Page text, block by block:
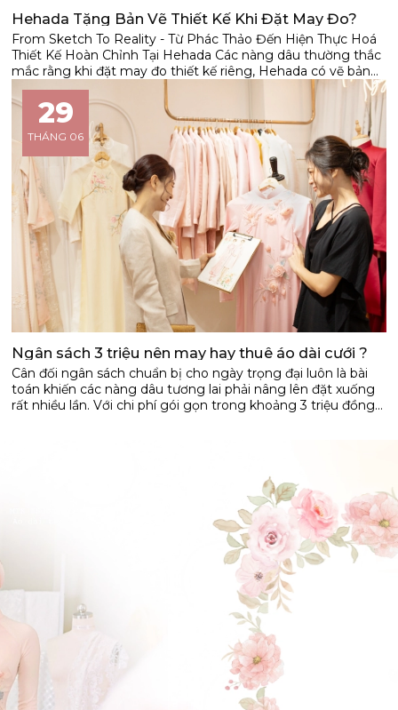
Hehada Tặng Bản Vẽ Thiết Kế Khi Đặt May Đo?
From Sketch To Reality - Từ Phác Thảo Đến Hiện Thực Hoá
Thiết Kế Hoàn Chỉnh Tại Hehada Các nàng dâu thường thắc
mắc rằng khi đặt may đo thiết kế riêng, Hehada có vẽ bản
phác thảo mẫu trước khi thực hiện không? Câu trả lời là có
nhé! Hehada luôn gửi tặng phác thảo dành cho cô dâu đặt
may váy cưới thiết kế. Tùy vào từng mẫu thiết kế, Hehada sẽ
có những phác thảo phù hợp giúp nàng dễ dàng hình dung
chiếc váy sau khi hoàn thiện.
29
THÁNG 06
Ngân sách 3 triệu nên may hay thuê áo dài cưới ?
Cân đối ngân sách chuẩn bị cho ngày trọng đại luôn là bài
toán khiến các nàng dâu tương lai phải nâng lên đặt xuống
rất nhiều lần. Với chi phí gói gọn trong khoảng 3 triệu đồng
tối ưu nhất, giúp nàng vừa dung hòa được ngân sách vừa có
thể rạng rỡ kiêu sa trong tà áo dài chuẩn phom tôn dáng.
ĐẶT LỊCH HẸN